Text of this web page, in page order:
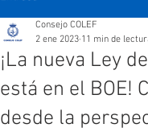
¡La nueva Ley
está en el BOE!
desde la
Consejo COLEF
2 ene 2023 11 min de